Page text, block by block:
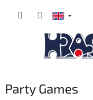
Party Games